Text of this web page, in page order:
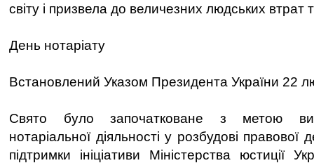
світу і призвела до величезних людських втрат
День нотаріату
Встановлений Указом Президента України 22
Свято було започатковане з метою
нотаріальної діяльності у розбудові
підтримки ініціативи Міністерства юстиції